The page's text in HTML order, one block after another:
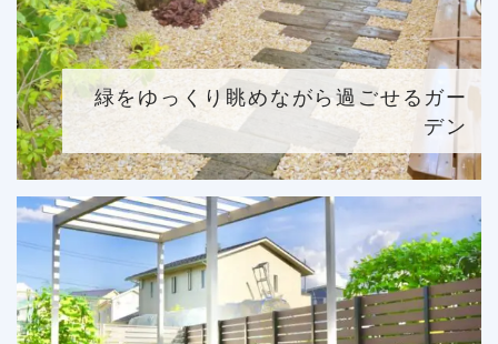
緑をゆっくり眺めながら過ごせるガー
デン